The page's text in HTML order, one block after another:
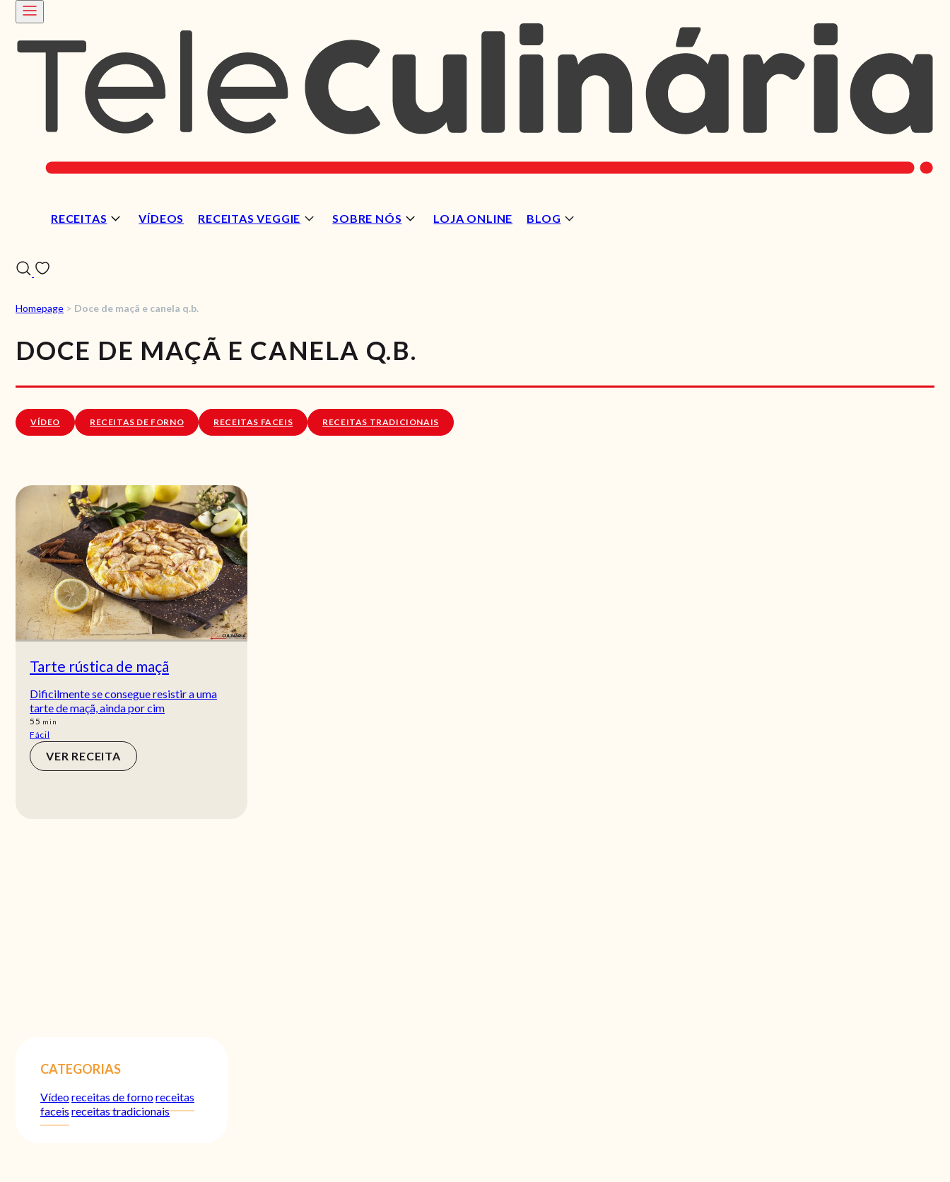
RECEITAS VÍDEOS RECEITAS VEGGIE SOBRE NÓS LOJA ONLINE BLOG
Homepage > Doce de maçã e canela q.b.
DOCE DE MAÇÃ E CANELA Q.B.
VÍDEO RECEITAS DE FORNO RECEITAS FACEIS RECEITAS TRADICIONAIS
Tarte rústica de maçã
Dificilmente se consegue resistir a uma
tarte de maçã, ainda por cim
55 min
min
Fácil
VER RECEITA
CATEGORIAS
Vídeoreceitas de fornoreceitas
faceisreceitas tradicionais